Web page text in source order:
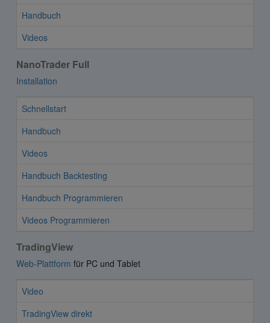
Handbuch
Videos
NanoTrader Full
Installation
Schnellstart
Handbuch
Videos
Handbuch Backtesting
Handbuch Programmieren
Videos Programmieren
TradingView
Web-Plattform für PC und Tablet
Video
TradingView direkt